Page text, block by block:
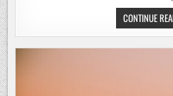
CONTINUE